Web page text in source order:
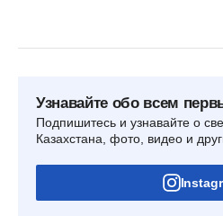
Узнавайте обо всем
Подпишитесь и узнавайте о
Казахстана, фото, видео и